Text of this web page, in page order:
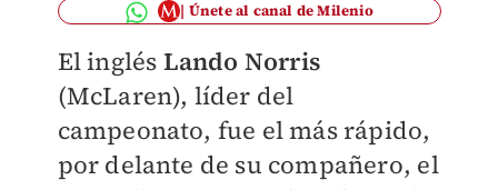
Únete al canal de Milenio
El inglés Lando Norris
(McLaren), líder del
campeonato, fue el más rápido,
por delante de su compañero, el